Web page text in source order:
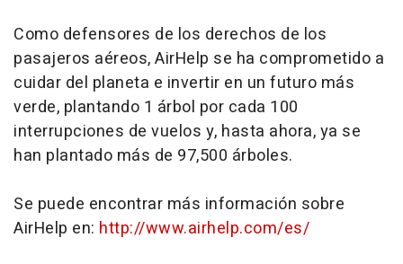
Como defensores de los derechos de los
pasajeros aéreos, AirHelp se ha comprometido a
cuidar del planeta e invertir en un futuro más
verde, plantando 1 árbol por cada 100
interrupciones de vuelos y, hasta ahora, ya se
han plantado más de 97,500 árboles.
Se puede encontrar más información sobre
AirHelp en: http://www.airhelp.com/es/